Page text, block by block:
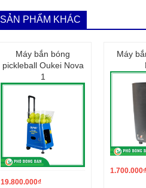
SẢN PHẨM KHÁC
Máy bắn bóng
pickleball Oukei Nova
1
19.800.000₫
Máy
1.700.000₫